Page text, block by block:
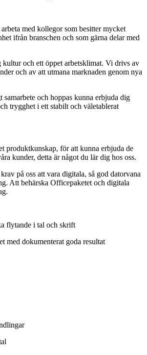
med kollegor som besitter mycket
ifrån branschen och som gärna delar med
kultur och ett öppet arbetsklimat. Vi drivs av
och av att utmana marknaden genom nya
och hoppas kunna erbjuda dig
trygghet i ett stabilt och väletablerat
produktkunskap, för att kunna erbjuda de
kunder, detta är något du lär dig hos oss.
på oss att vara digitala, så god datorvana
Att behärska Officepaketet och digitala
flytande i tal och skrift
med dokumenterat goda resultat